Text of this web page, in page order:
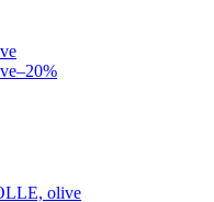
–20%